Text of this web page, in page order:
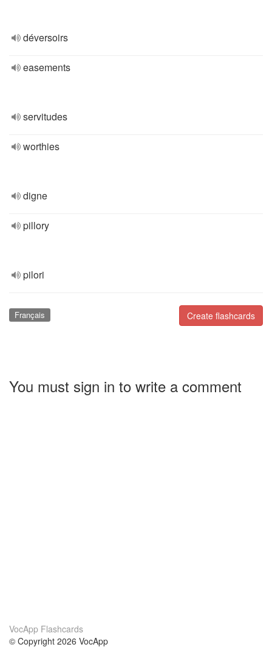
déversoirs
easements
servitudes
worthies
digne
pillory
pilori
Create flashcards
Français
You must sign in to write a comment
VocApp Flashcards
© Copyright 2026 VocApp